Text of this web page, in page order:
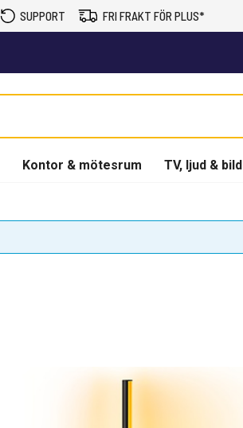
SUPPORT FRI FRAKT FÖR PLUS*
Kontor & mötesrum TV, ljud & bild